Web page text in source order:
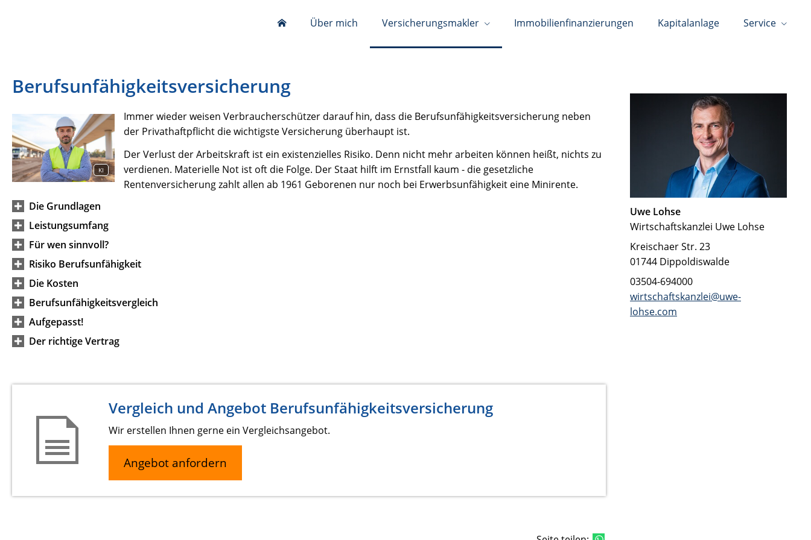
Über mich Versicherungsmakler Immobilienfinanzierungen Kapitalanlage Service
Uwe Lohse
Wirtschaftskanzlei Uwe Lohse
Kreischaer Str. 23
01744 Dippoldiswalde
03504-694000
wirtschaftskanzlei@uwe-
lohse.com
Berufsunfähigkeitsversicherung
KI
Immer wieder weisen Verbraucherschützer darauf hin, dass die Berufsunfähigkeitsversicherung neben
der Privathaftpflicht die wichtigste Versicherung überhaupt ist.
Der Verlust der Arbeitskraft ist ein existenzielles Risiko. Denn nicht mehr arbeiten können heißt, nichts zu
verdienen. Materielle Not ist oft die Folge. Der Staat hilft im Ernstfall kaum - die gesetzliche
Rentenversicherung zahlt allen ab 1961 Geborenen nur noch bei Erwerbsunfähigkeit eine Minirente.
Die Grundlagen
Leistungsumfang
Für wen sinnvoll?
Risiko Berufsunfähigkeit
Die Kosten
Berufsunfähigkeitsvergleich
Aufgepasst!
Der richtige Vertrag
Vergleich und Angebot Berufsunfähigkeitsversicherung
Wir erstellen Ihnen gerne ein Vergleichsangebot.
Angebot anfordern